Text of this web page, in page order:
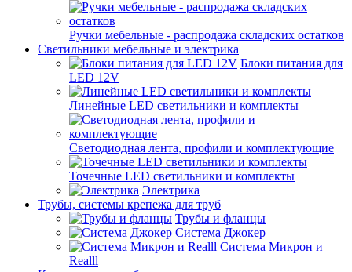
Ручки мебельные - распродажа складских остатков
Светильники мебельные и электрика
Блоки питания для
LED 12V
Линейные LED светильники и комплекты
Светодиодная лента, профили и комплектующие
Точечные LED светильники и комплекты
Электрика
Трубы, системы крепежа для труб
Трубы и фланцы
Система Джокер
Система Микрон и
Realll